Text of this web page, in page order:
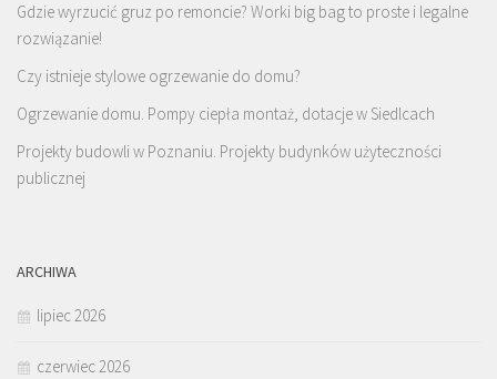
Gdzie wyrzucić gruz po remoncie? Worki big bag to proste i legalne
rozwiązanie!
Czy istnieje stylowe ogrzewanie do domu?
Ogrzewanie domu. Pompy ciepła montaż, dotacje w Siedlcach
Projekty budowli w Poznaniu. Projekty budynków użyteczności
publicznej
ARCHIWA
lipiec 2026
czerwiec 2026